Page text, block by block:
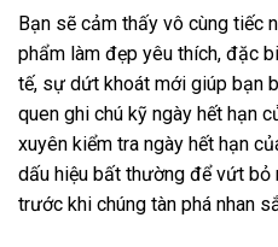
Bạn sẽ cảm thấy vô cùng tiếc
phẩm làm đẹp yêu thích, đặc
tế, sự dứt khoát mới giúp bạn
quen ghi chú kỹ ngày hết hạn
xuyên kiểm tra ngày hết hạn
dấu hiệu bất thường để vứt
trước khi chúng tàn phá nhan